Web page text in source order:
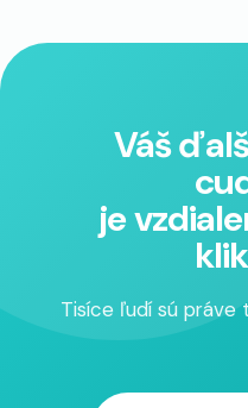
Váš
je
Tisíce ľudí sú práve